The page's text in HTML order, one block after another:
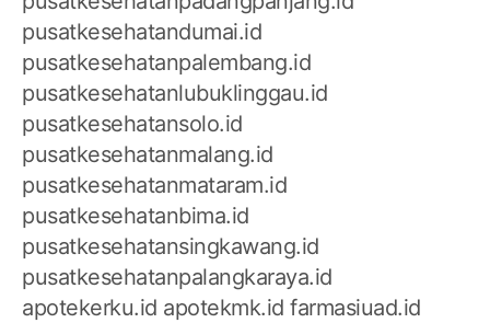
pusatkesehatandumai.id
pusatkesehatanpalembang.id
pusatkesehatanlubuklinggau.id
pusatkesehatansolo.id
pusatkesehatanmalang.id
pusatkesehatanmataram.id
pusatkesehatanbima.id
pusatkesehatansingkawang.id
pusatkesehatanpalangkaraya.id
apotekerku.id apotekmk.id farmasiuad.id